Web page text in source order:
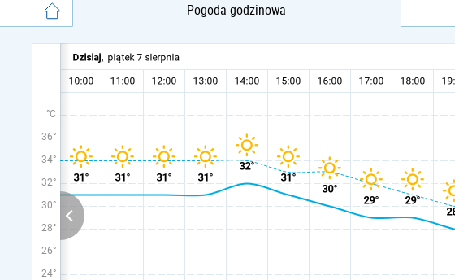
Pogoda godzinowa
°C
36°
34°
32°
30°
28°
26°
24°